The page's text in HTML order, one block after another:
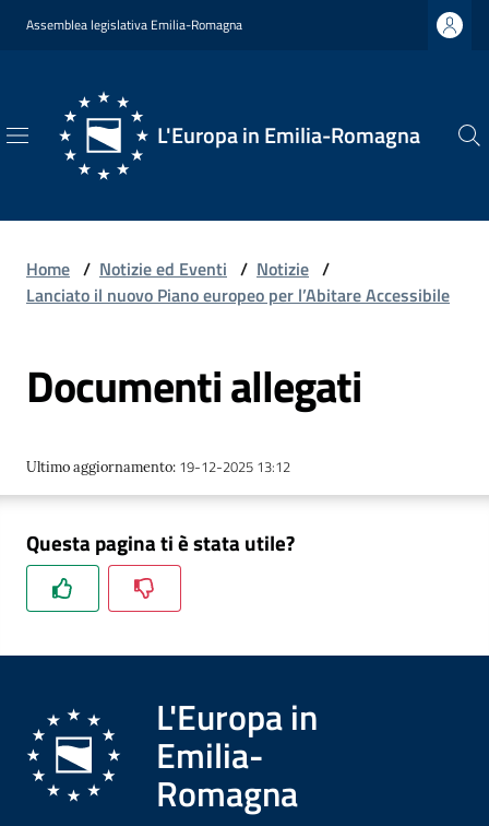
Vai al contenuto
Vai alla navigazione
Vai al footer
Assemblea legislativa Emilia-Romagna
L'Europa in Emilia-Romagna
L'Europa
Romagna
Chi
Siamo
Formazione
Notizie
eventi
Partecipazione
Home / Notizie ed Eventi / Notizie /
Lanciato il nuovo Piano europeo per l’Abitare Accessibile
Documenti allegati
Ultimo aggiornamento: 19-12-2025 13:12
Questa pagina ti è stata utile?
L'Europa in
Emilia-
Romagna